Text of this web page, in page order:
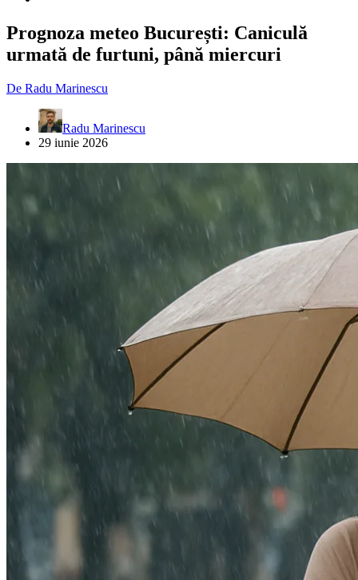
Prognoza meteo București: Caniculă
urmată de furtuni, până miercuri
De Radu Marinescu
Radu Marinescu
29 iunie 2026